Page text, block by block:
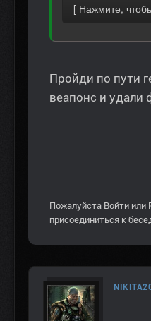
Пройди по пути
веапонс и удали
Пожалуйста Войти или
присоединиться к